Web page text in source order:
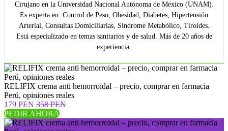
Cirujano en la Universidad Nacional Autónoma de México (UNAM).
Es experta en: Control de Peso, Obesidad, Diabetes, Hipertensión
Arterial, Consultas Domiciliarias, Síndrome Metabólico, Tiroides.
Está especializado en temas sanitarios y de salud. Más de 20 años de
experiencia.
RELIFIX crema anti hemorroidal – precio, comprar en farmacia
Perú, opiniones reales
179 PEN 358 PEN
PEDIR AHORA